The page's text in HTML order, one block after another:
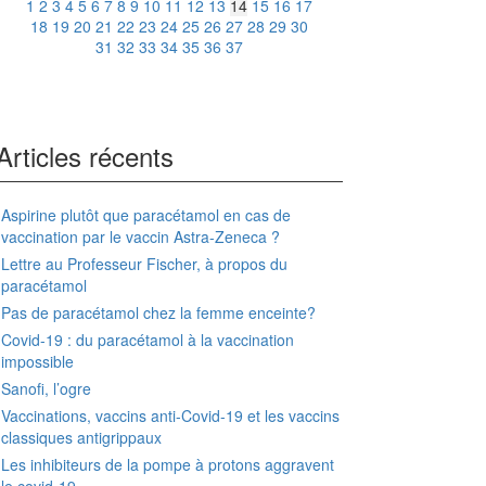
1 2 3 4 5 6 7 8 9 10 11 12 13 14 15 16 17
18 19 20 21 22 23 24 25 26 27 28 29 30
31 32 33 34 35 36 37
récents
Aspirine plutôt que paracétamol en cas de
vaccination par le vaccin Astra-Zeneca ?
Lettre au Professeur Fischer, à propos du
paracétamol
Pas de paracétamol chez la femme enceinte?
Covid-19 : du paracétamol à la vaccination
impossible
Sanofi, l’ogre
Vaccinations, vaccins anti-Covid-19 et les vaccins
classiques antigrippaux
Les inhibiteurs de la pompe à protons aggravent